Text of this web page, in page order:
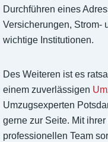
Durchführen eines
Versicherungen, Strom-
wichtige Institutionen.
Des Weiteren ist es
einem zuverlässigen
Umzugsexperten
gerne zur Seite. Mit
professionellen Team